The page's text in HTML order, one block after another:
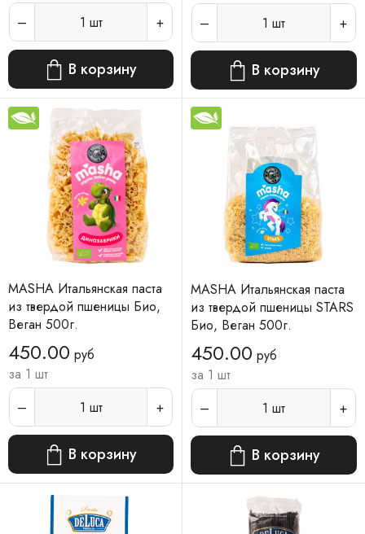
1 шт
В корзину
1 шт
В корзину
MASHA Итальянская паста
из твердой пшеницы Био,
Веган 500г.
450.00 руб
за 1 шт
1 шт
В корзину
MASHA Итальянская паста
из твердой пшеницы STARS
Био, Веган 500г.
450.00 руб
за 1 шт
1 шт
В корзину